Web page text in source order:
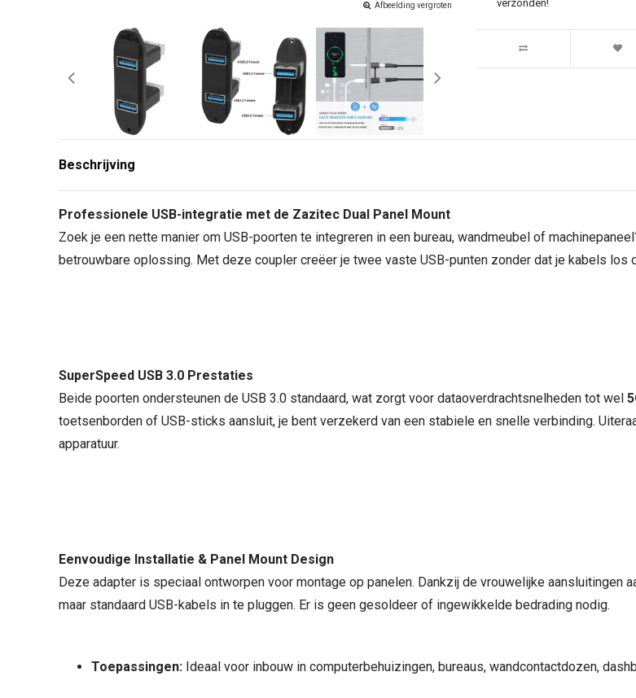
Afbeelding vergroten
verzonden!
Beschrijving
Professionele USB-integratie met de Zazitec Dual Panel Mount
Zoek je een nette manier om USB-poorten te integreren in een bureau, wandmeubel of
betrouwbare oplossing. Met deze coupler creëer je twee vaste USB-punten zonder dat je kabels los
SuperSpeed USB 3.0 Prestaties
Beide poorten ondersteunen de USB 3.0 standaard, wat zorgt voor dataoverdrachtsnelheden tot wel
toetsenborden of USB-sticks aansluit, je bent verzekerd van een stabiele en snelle verbinding.
apparatuur.
Eenvoudige Installatie & Panel Mount Design
Deze adapter is speciaal ontworpen voor montage op panelen. Dankzij de vrouwelijke aansluitingen
maar standaard USB-kabels in te pluggen. Er is geen gesoldeer of ingewikkelde bedrading nodig.
Toepassingen: Ideaal voor inbouw in computerbehuizingen, bureaus, wandcontactdozen,